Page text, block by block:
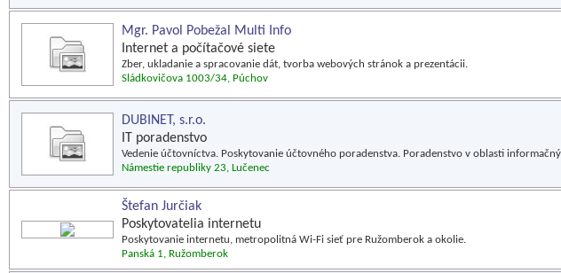
Mgr. Pavol Pobežal Multi Info
Internet a počítačové siete
Zber, ukladanie a spracovanie dát, tvorba webových stránok a prezentácii.
Sládkovičova 1003/34, Púchov
DUBINET, s.r.o.
IT poradenstvo
Vedenie účtovníctva. Poskytovanie účtovného poradenstva. Poradenstvo v oblasti
Námestie republiky 23, Lučenec
Štefan Jurčiak
Poskytovatelia internetu
Poskytovanie internetu, metropolitná Wi-Fi sieť pre Ružomberok a okolie.
Panská 1, Ružomberok